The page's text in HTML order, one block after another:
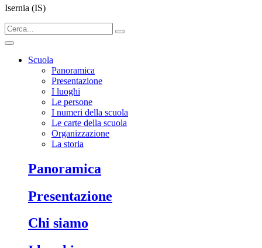
Isernia (IS)
Scuola
Panoramica
Presentazione
I luoghi
Le persone
I numeri della scuola
Le carte della scuola
Organizzazione
La storia
panoramica
presentazione
chi siamo